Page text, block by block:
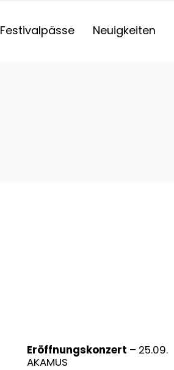
Festivalpässe Neuigkeiten
Eröffnungskonzert – 25.09.
AKAMUS